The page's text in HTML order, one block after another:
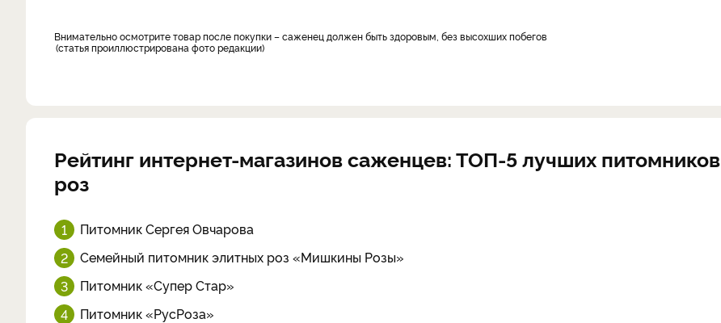
Внимательно осмотрите товар после покупки – саженец должен быть здоровым, без высохших побегов
статья проиллюстрирована фото редакции
Рейтинг интернет-магазинов саженцев: ТОП-5 лучших питомников
роз
Питомник Сергея Овчарова
Семейный питомник элитных роз «Мишкины Розы»
Питомник «Супер Стар»
Питомник «РусРоза»